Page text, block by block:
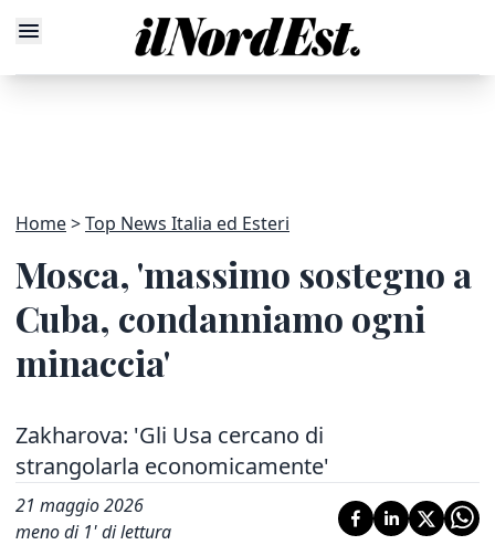
Home Top News Italia ed Esteri
Mosca, 'massimo sostegno a
Cuba, condanniamo ogni
minaccia'
Zakharova: 'Gli Usa cercano di
strangolarla economicamente'
21 maggio 2026
meno di 1' di lettura